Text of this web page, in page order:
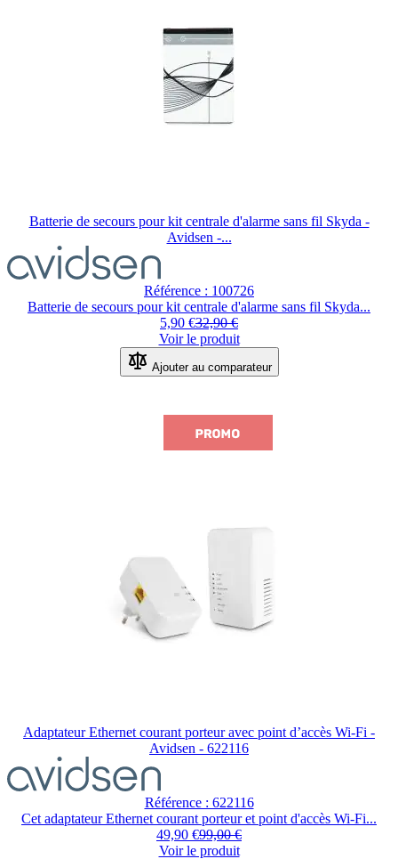
Batterie de secours pour kit centrale d'alarme sans fil Skyda -
Avidsen -...
Référence : 100726
Batterie de secours pour kit centrale d'alarme sans fil Skyda...
5,90 €32,90 €
Voir le produit
Ajouter au comparateur
Adaptateur Ethernet courant porteur avec point d’accès Wi-Fi -
Avidsen - 622116
Référence : 622116
Cet adaptateur Ethernet courant porteur et point d'accès Wi-Fi...
49,90 €99,00 €
Voir le produit